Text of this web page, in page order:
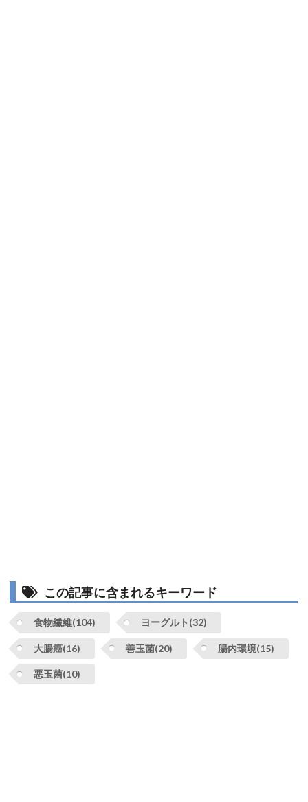
この記事に含まれるキーワード
食物繊維(104) ヨーグルト(32)
大腸癌(16) 善玉菌(20) 腸内環境(15)
悪玉菌(10)